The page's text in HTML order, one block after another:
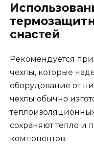
снастей
Рекомендуется
чехлы, которые
оборудование от
чехлы обычно
сохраняют тепло и
компонентов.